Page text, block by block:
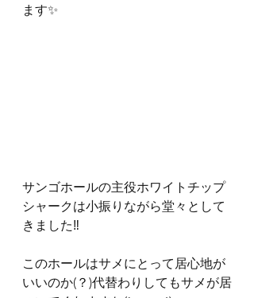
ます✨
サンゴホールの主役ホワイトチップ
シャークは小振りながら堂々として
きました‼
このホールはサメにとって居心地が
いいのか(？)代替わりしてもサメが居